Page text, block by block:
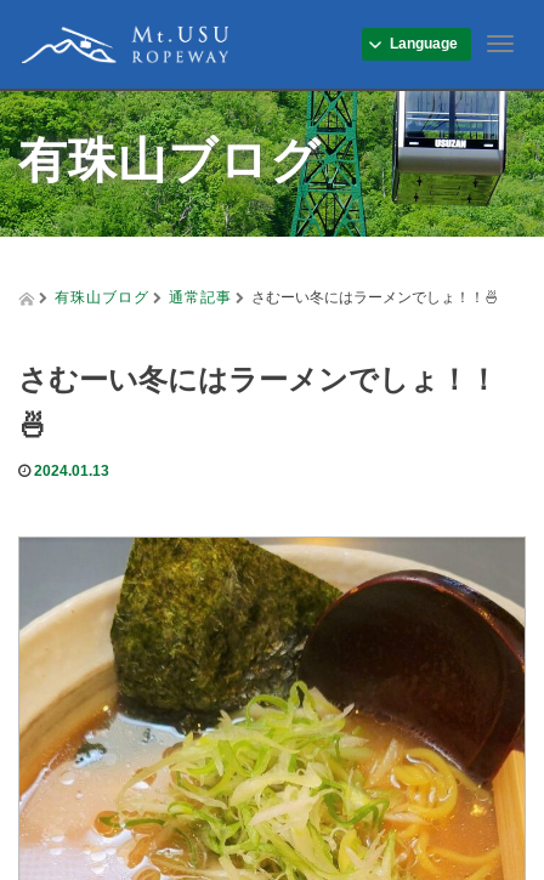
T
g
g
e
n
a
v
Language
有珠山ブログ
有珠山ブログ 通常記事 さむーい冬にはラーメンでしょ！！🍜
さむーい冬にはラーメンでしょ！！
🍜
2024.01.13